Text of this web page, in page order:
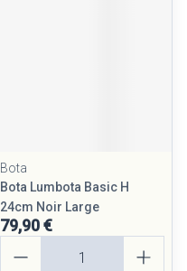
Bota
Bota Lumbota Basic H
24cm Noir Large
79,90 €